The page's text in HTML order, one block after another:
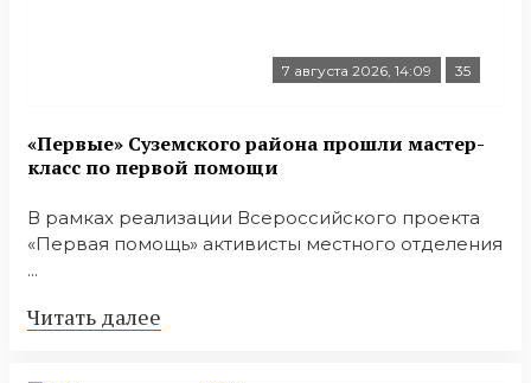
7 августа 2026, 14:09 35
«Первые» Суземского района прошли мастер-
класс по первой помощи
В рамках реализации Всероссийского проекта
«Первая помощь» активисты местного отделения
...
Читать далее